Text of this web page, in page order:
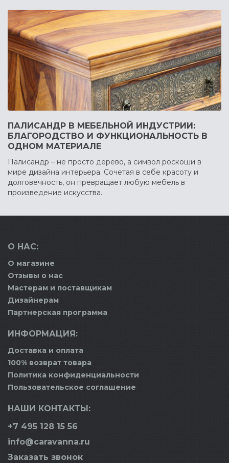
ПАЛИСАНДР В МЕБЕЛЬНОЙ ИНДУСТРИИ:
БЛАГОРОДСТВО И ФУНКЦИОНАЛЬНОСТЬ В
ОДНОМ МАТЕРИАЛЕ
Палисандр – не просто дерево, а символ роскоши в
мире дизайна интерьера. Сочетая в себе красоту и
долговечность, он превращает любую мебель в
произведение искусства.
О НАС:
О магазине
Отзывы о нас
Мастерам и поставщикам
Дизайнерам
Партнерская программа
ИНФОРМАЦИЯ:
Доставка и оплата
100% возврат товара
Политика конфиденциальности
Пользовательское соглашение
НАШИ КОНТАКТЫ:
+7 495 128 15 56
info@caravanna.ru
Заказать звонок